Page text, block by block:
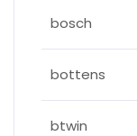
bosch
bottens
btwin